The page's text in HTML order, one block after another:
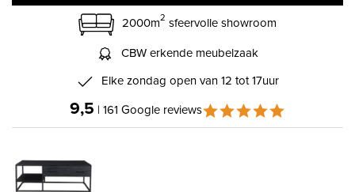
2000m2 sfeervolle showroom
CBW erkende meubelzaak
Elke zondag open van 12 tot 17uur
9,5 | 161 Google reviews